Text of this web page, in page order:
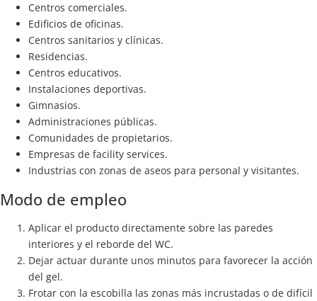
Centros comerciales.
Edificios de oficinas.
Centros sanitarios y clínicas.
Residencias.
Centros educativos.
Instalaciones deportivas.
Gimnasios.
Administraciones públicas.
Comunidades de propietarios.
Empresas de facility services.
Industrias con zonas de aseos para personal y visitantes.
Modo de empleo
Aplicar el producto directamente sobre las paredes
interiores y el reborde del WC.
Dejar actuar durante unos minutos para favorecer la acción
del gel.
Frotar con la escobilla las zonas más incrustadas o de difícil